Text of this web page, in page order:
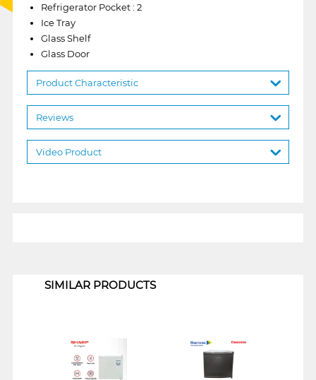
Refrigerator Pocket : 2
Ice Tray
Glass Shelf
Glass Door
Product Characteristic
Reviews
Video Product
SIMILAR PRODUCTS